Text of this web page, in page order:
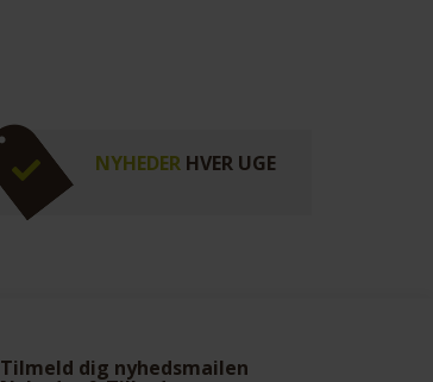
NYHEDERHVER UGE
Tilmeld dig nyhedsmailen